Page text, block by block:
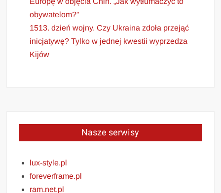
obywatelom?”
1513. dzień wojny. Czy Ukraina zdoła przejąć
inicjatywę? Tylko w jednej kwestii wyprzedza
Kijów
Nasze serwisy
lux-style.pl
foreverframe.pl
ram.net.pl